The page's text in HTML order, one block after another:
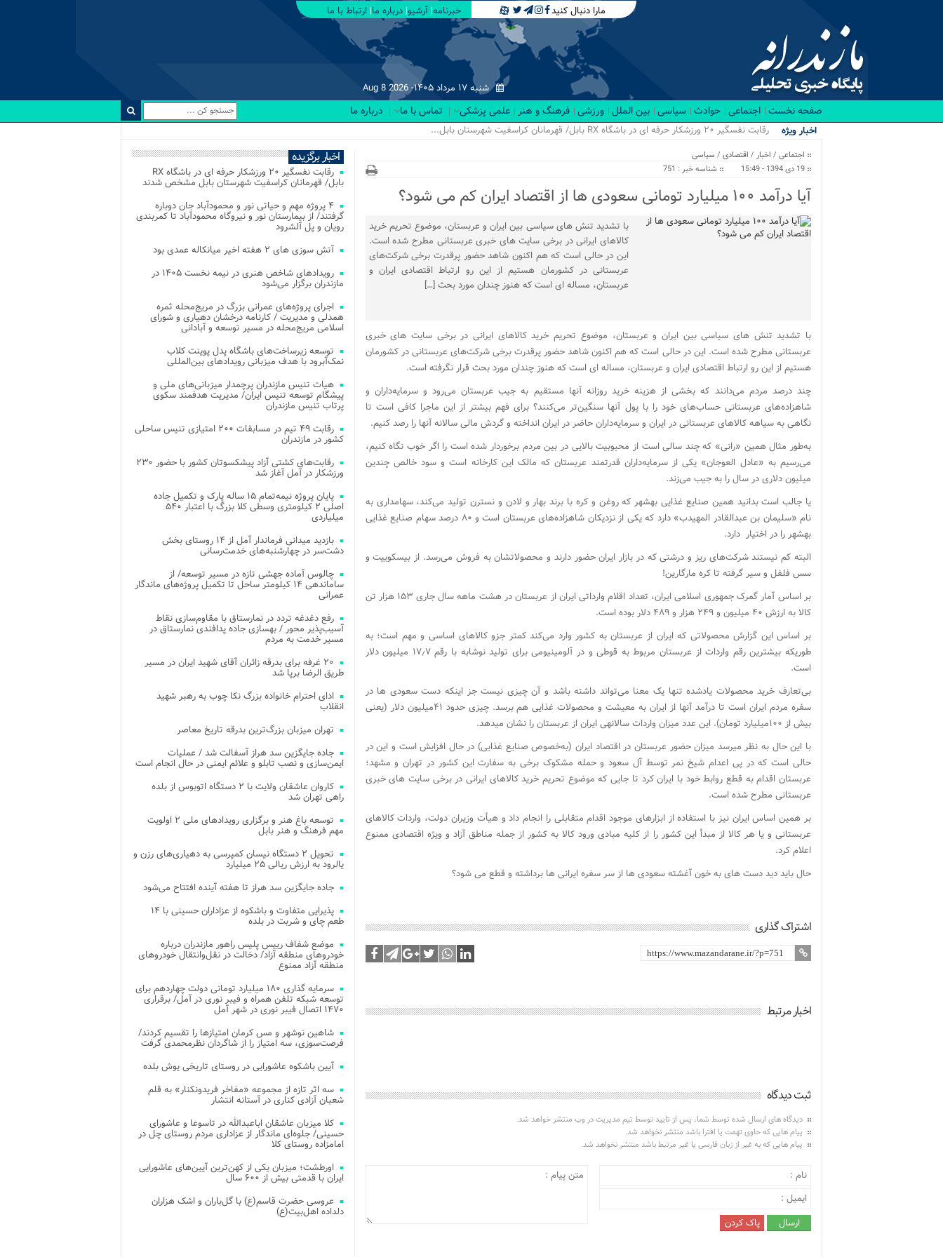
مارا دنبال کنید خبرنامه آرشیو درباره ما ارتباط با ما
شنبه ۱۷ مرداد ۱۴۰۵- Aug 8 2026
صفحه نخست اجتماعی حوادث سیاسی بین الملل ورزشی فرهنگ و هنر علمی پزشکی تماس با ما درباره ما
اخبار ویژه رقابت نفسگیر ۲۰ ورزشکار حرفه ای در باشگاه RX بابل/ قهرمانان کراسفیت شهرستان بابل...
اجتماعی / اخبار / اقتصادی / سیاسی
19 دی 1394 - 15:49
شناسه خبر : 751
آیا درآمد ۱۰۰ میلیارد تومانی سعودی ها از اقتصاد ایران کم می شود؟
با تشدید تنش ‌های سیاسی بین ایران و عربستان، موضوع تحریم خرید
کالاهای ایرانی در برخی سایت‌ های خبری عربستانی مطرح شده است.
این در حالی است که هم اکنون شاهد حضور پرقدرت برخی شرکت‌های
عربستانی در کشورمان هستیم از این رو ارتباط اقتصادی ایران و
عربستان، مساله­ ای است که هنوز چندان مورد بحث […]
با تشدید تنش ‌های سیاسی بین ایران و عربستان، موضوع تحریم خرید کالاهای ایرانی در برخی سایت‌ های خبری
عربستانی مطرح شده است. این در حالی است که هم اکنون شاهد حضور پرقدرت برخی شرکت‌های عربستانی در کشورمان
هستیم از این رو ارتباط اقتصادی ایران و عربستان، مساله­ ای است که هنوز چندان مورد بحث قرار نگرفته­ است.
چند درصد مردم می‌دانند که بخشی از هزینه خرید روزانه آنها مستقیم به جیب عربستان می‌رود و سرمایه‌داران و
شاهزاده‌های عربستانی حساب‌های خود را با پول آنها سنگین‌تر می‌کنند؟ برای فهم بیشتر از این ماجرا کافی است تا
نگاهی به سیاهه کالاهای عربستانی در ایران و سرمایه‌داران حاضر در ایران انداخته و گردش مالی سالانه آنها را رصد کنیم.
به‌طور مثال همین «رانی» که چند سالی است از محبوبیت بالایی در بین مردم برخوردار شده است را اگر خوب نگاه کنیم،
می‌رسیم به «عادل العوجان» یکی از سرمایه‌داران قدرتمند عربستان که مالک این کارخانه است و سود خالص چندین
میلیون دلاری در سال را به جیب می‌زند.
یا جالب است بدانید همین صنایع غذایی بهشهر که روغن و کره با برند بهار و لادن و نسترن تولید می‌کند، سهامداری به
نام «سلیمان بن عبدالقادر المهیدب» دارد که یکی از نزدیکان شاهزاده‌های عربستان است و ۸۰ درصد سهام صنایع غذایی
بهشهر را در اختیار دارد.
البته کم نیستند شرکت‌های ریز و درشتی که در بازار ایران حضور دارند و محصولاتشان به فروش می‌رسد. از بیسکوییت و
سس فلفل و سیر گرفته تا کره مارگارین!
بر اساس آمار گمرک جمهوری اسلامی ایران، تعداد اقلام وارداتی ایران از عربستان در هشت ماهه سال جاری ۱۵۳ هزار تن
کالا به ارزش ۴۰ میلیون و ۲۴۹ هزار و ۴۸۹ دلار بوده است.
بر اساس این گزارش محصولاتی که ایران از عربستان به کشور وارد می‌کند کمتر جزو کالاهای اساسی و مهم است؛ به
طوریکه بیشترین رقم واردات از عربستان مربوط به قوطی و در آلومینیومی برای تولید نوشابه با رقم ۱۷٫۷ میلیون دلار
است.
بی‌تعارف خرید محصولات یادشده تنها یک معنا می‌تواند داشته باشد و آن چیزی نیست جز اینکه دست سعودی ‌ها در
سفره مردم ایران است تا درآمد آنها از ایران به معیشت و محصولات غذایی هم برسد. چیزی حدود ۴۱میلیون دلار (یعنی
بیش از ۱۰۰میلیارد تومان). این عدد میزان واردات سالانه­ی ایران از عربستان را نشان می­دهد.
با این حال به نظر می­رسد میزان حضور عربستان در اقتصاد ایران (به‌خصوص صنایع غذایی) در حال افزایش است و این در
حالی است که در پی اعدام شیخ نمر توسط آل سعود و حمله مشکوک برخی به سفارت این کشور در تهران و مشهد؛
عربستان اقدام به قطع روابط خود با ایران کرد تا جایی که موضوع تحریم خرید کالاهای ایرانی در برخی سایت‌ های خبری
عربستانی مطرح شده است.
بر همین اساس ایران نیز با استفاده از ابزارهای موجود اقدام متقابلی را انجام داد و هیأت وزیران دولت، واردات کالاهای
عربستانی و یا هر کالا از مبدأ این کشور را از کلیه مبادی ورود کالا به کشور از جمله مناطق آزاد و ویژه اقتصادی ممنوع
اعلام کرد.
حال باید دید دست های به خون آغشته سعودی ها از سر سفره ایرانی ها برداشته و قطع می شود؟
اشتراک گذاری
اخبار مرتبط
ثبت دیدگاه
دیدگاه های ارسال شده توسط شما، پس از تایید توسط تیم مدیریت در وب منتشر خواهد شد.
پیام هایی که حاوی تهمت یا افترا باشد منتشر نخواهد شد.
پیام هایی که به غیر از زبان فارسی یا غیر مرتبط باشد منتشر نخواهد شد.
اخبار برگزیده
رقابت نفسگیر ۲۰ ورزشکار حرفه ای در باشگاه RX
بابل/ قهرمانان کراسفیت شهرستان بابل مشخص شدند
۴ پروژه مهم و حیاتی نور و محمودآباد جان دوباره
گرفتند/ از بیمارستان نور و نیروگاه محمودآباد تا کمربندی
رویان و پل آلشرود
آتش‌ سوزی‌ های ۲ هفته اخیر میانکاله عمدی بود
رویدادهای شاخص هنری در نیمه نخست ۱۴۰۵ در
مازندران برگزار می‌شود
اجرای پروژه‌های عمرانی بزرگ در مریج‌محله ثمره
همدلی و مدیریت / کارنامه درخشان دهیاری و شورای
اسلامی مریج‌محله در مسیر توسعه و آبادانی
توسعه زیرساخت‌های باشگاه پدل پوینت کلاب
نمک‌آبرود با هدف میزبانی رویدادهای بین‌المللی
هیات تنیس مازندران پرچمدار میزبانی‌های ملی و
پیشگام توسعه تنیس ایران/ مدیریت هدفمند سکوی
پرتاب تنیس مازندران
رقابت ۴۹ تیم در مسابقات ۲۰۰ امتیازی تنیس ساحلی
کشور در مازندران
رقابت‌های کشتی آزاد پیشکسوتان کشور با حضور ۲۳۰
ورزشکار در آمل آغاز شد
پایان پروژه نیمه‌تمام ۱۵ ساله پارک و تکمیل جاده
اصلی ۲ کیلومتری وسطی کلا بزرگ با اعتبار ۵۴۰
میلیاردی
بازدید میدانی فرماندار آمل از ۱۴ روستای بخش
دشت‌سر در چهارشنبه‌های خدمت‌رسانی
چالوس آماده جهشی تازه در مسیر توسعه/ از
ساماندهی ۱۴ کیلومتر ساحل تا تکمیل پروژه‌های ماندگار
عمرانی
رفع دغدغه تردد در نمارستاق با مقاوم‌سازی نقاط
آسیب‌پذیر محور / بهسازی جاده پدافندی نمارستاق در
مسیر خدمت به مردم
۲۰ غرفه برای بدرقه زائران آقای شهید ایران در مسیر
طریق الرضا برپا شد
ادای احترام خانواده بزرگ نکا چوب به رهبر شهید
انقلاب
تهران میزبان بزرگ‌ترین بدرقه تاریخ معاصر
جاده جایگزین سد هراز آسفالت شد / عملیات
ایمن‌سازی و نصب تابلو و علائم ایمنی در حال انجام است
کاروان عاشقان ولایت با ۲ دستگاه اتوبوس از بلده
راهی تهران شد
توسعه باغ هنر و برگزاری رویدادهای ملی ۲ اولویت
مهم فرهنگ و هنر بابل
تحویل ۲ دستگاه نیسان کمپرسی به دهیاری‌های رزن و
یالرود به ارزش ریالی ۲۵ میلیارد
جاده جایگزین سد هراز تا هفته آینده افتتاح می‌شود
پذیرایی متفاوت و باشکوه از عزاداران حسینی با ۱۴
طعم چای و شربت در بلده
موضع شفاف رییس پلیس راهور مازندران درباره
خودروهای منطقه آزاد/ دخالت در نقل‌وانتقال خودروهای
منطقه آزاد ممنوع
سرمایه گذاری ۱۸۰ میلیارد تومانی دولت چهاردهم برای
توسعه شبکه تلفن همراه و فیبر نوری در آمل/ برقراری
۱۴۷۰ اتصال فیبر نوری در شهر آمل
شاهین نوشهر و مس کرمان امتیازها را تقسیم کردند/
فرصت‌سوزی، سه امتیاز را از شاگردان نظرمحمدی گرفت
آیین باشکوه عاشورایی در روستای تاریخی یوش بلده
سه اثر تازه از مجموعه «مفاخر فریدونکنار» به قلم
شعبان آزادی کناری در آستانه انتشار
کلا میزبان عاشقان اباعبدالله در تاسوعا و عاشورای
حسینی/ جلوه‌ای ماندگار از عزاداری مردم روستای چل در
امامزاده روستای کلا
اورطشت؛ میزبان یکی از کهن‌ترین آیین‌های عاشورایی
ایران با قدمتی بیش از ۶۰۰ سال
عروسی حضرت قاسم(ع) با گل‌باران و اشک هزاران
دلداده اهل‌بیت(ع)